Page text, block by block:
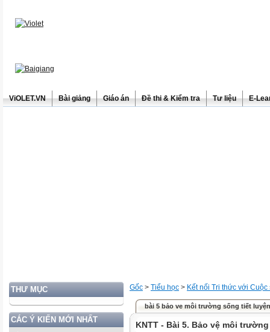
ViOLET.VN Bài giảng Giáo án Đề thi & Kiểm tra Tư liệu E-
THƯ MỤC
CÁC Ý KIẾN MỚI NHẤT
Gốc > Tiểu học > Kết nối Tri thức với Cuộc
bài 5 bảo ve môi trường sống tiết
KNTT - Bài 5. Bảo vệ môi